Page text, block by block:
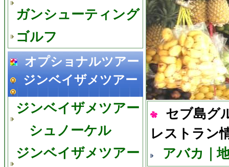
ガンシューティング
ゴルフ
オプショナルツアー
ジンベイザメツアー
ジンベイザメツアー
シュノーケル
ジンベイザメツアー
セブ島グ
レストラン
アバカ｜